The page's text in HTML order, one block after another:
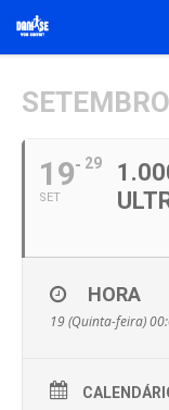
19
SET
29
HORA
19 (Quinta-feira)